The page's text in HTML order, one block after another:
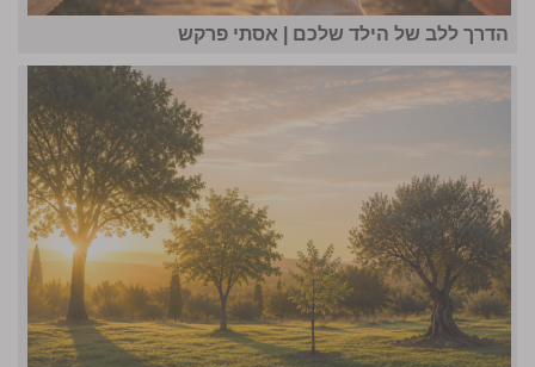
הדרך ללב של הילד שלכם | אסתי פרקש